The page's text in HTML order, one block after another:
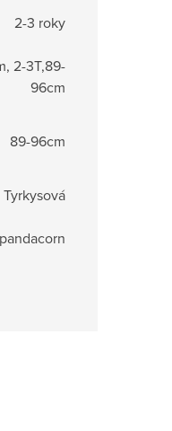
2-3 roky
2-3T,89-
96cm
89-96cm
Tyrkysová
pandacorn